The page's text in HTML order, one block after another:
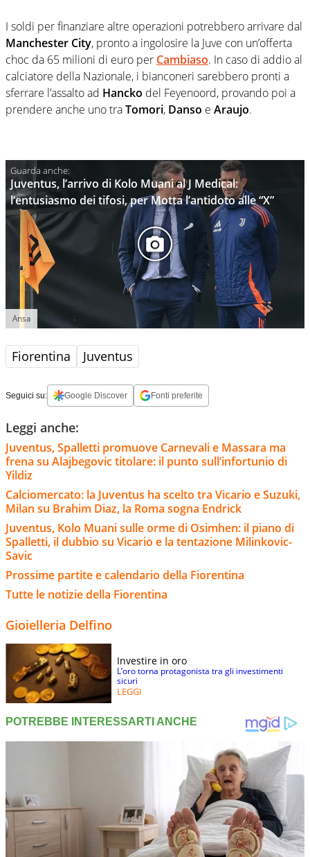
I soldi per finanziare altre operazioni potrebbero arrivare dal
Manchester City, pronto a ingolosire la Juve con un’offerta
choc da 65 milioni di euro per Cambiaso. In caso di addio al
calciatore della Nazionale, i bianconeri sarebbero pronti a
sferrare l’assalto ad Hancko del Feyenoord, provando poi a
prendere anche uno traTomori, Danso e Araujo.
Juventus, l’arrivo di Kolo Muani al J Medical:
l’entusiasmo dei tifosi, per Motta l’antidoto alle “X”
Ansa
Fiorentina Juventus
Seguici su: Google Discover Fonti preferite
Leggi anche:
Juventus, Spalletti promuove Carnevali e Massara ma
frena su Alajbegovic titolare: il punto sull’infortunio di
Yildiz
Calciomercato: la Juventus ha scelto tra Vicario e Suzuki,
Milan su Brahim Diaz, la Roma sogna Endrick
Juventus, Kolo Muani sulle orme di Osimhen: il piano di
Spalletti, il dubbio su Vicario e la tentazione Milinkovic-
Savic
Prossime partite e calendario della Fiorentina
Tutte le notizie della Fiorentina
Gioielleria Delfino
Investire in oro
L’oro torna protagonista tra gli investimenti
sicuri
LEGGI